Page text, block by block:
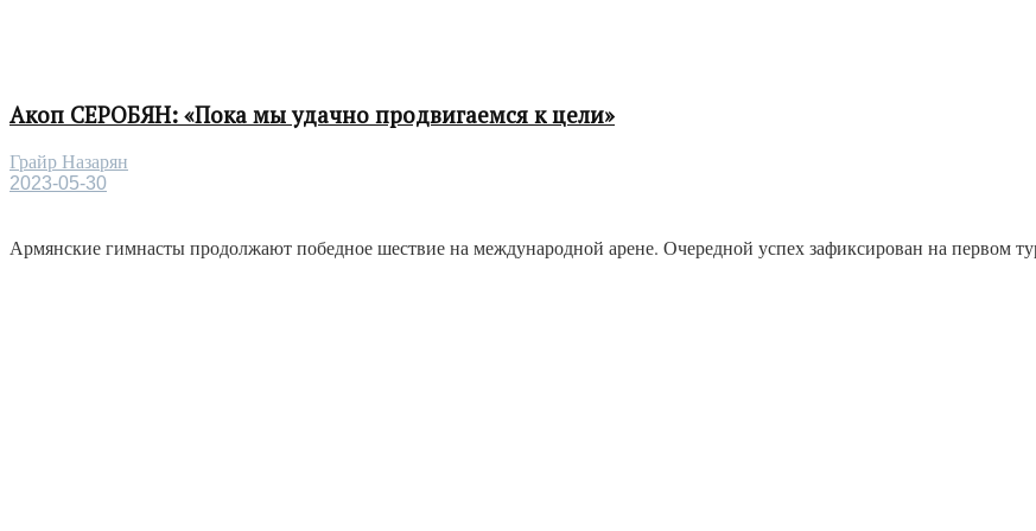
Акоп СЕРОБЯН: «Пока мы удачно продвигаемся к цели»
Грайр Назарян
2023-05-30
Армянские гимнасты продолжают победное шествие на международной арене. Очередной успех зафиксирован на первом